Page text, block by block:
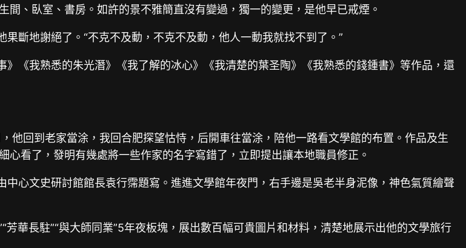
、臥室、書房。如許的景不雅簡直沒有變過，獨一的變更，是他早已戒煙。
斷地謝絕了。“不克不及動，不克不及動，他人一動我就找不到了。”
《我熟悉的朱光潛》《我了解的冰心》《我清楚的葉圣陶》《我熟悉的錢鍾書》等作品，還
他回到老家當涂，我回合肥探望怙恃，后開車往當涂，陪他一路看文學館的布置。作品及生
看了，發明有幾處將一些作家的名字寫錯了，立即提出讓本地職員修正。
心文史研討館館長袁行霈題寫。進進文學館年夜門，右手邊是吳老半身泥像，神色氣質繪聲
芳華長駐”“與大師同業”5年夜板塊，展出數百幅可貴圖片和材料，清楚地展示出他的文學旅行